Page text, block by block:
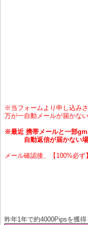
※当フォームより申し込み
万が一自動メールが届かな
※最近 携帯メールと一部
自動返信が届かない場合
メール確認後、【100%必
昨年1年で約4000Pipsを獲